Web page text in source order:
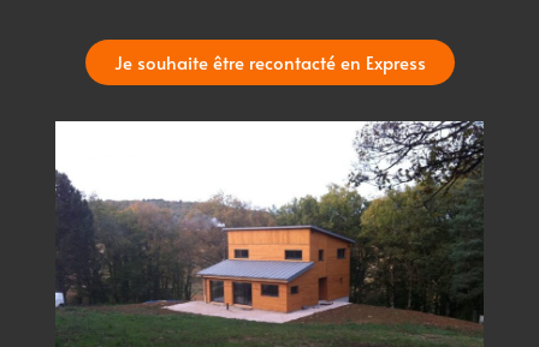
Je souhaite être recontacté en Express